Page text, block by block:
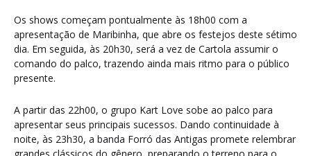
Os shows começam pontualmente às 18h00 com a
apresentação de Maribinha, que abre os festejos deste sétimo
dia. Em seguida, às 20h30, será a vez de Cartola assumir o
comando do palco, trazendo ainda mais ritmo para o público
presente.
A partir das 22h00, o grupo Kart Love sobe ao palco para
apresentar seus principais sucessos. Dando continuidade à
noite, às 23h30, a banda Forró das Antigas promete relembrar